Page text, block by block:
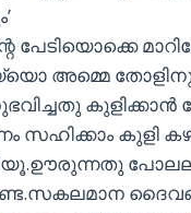
പേടിയൊക്കെ
അമ്മെ
കുളിക്കാന്‍
സഹിക്കാം കുളി